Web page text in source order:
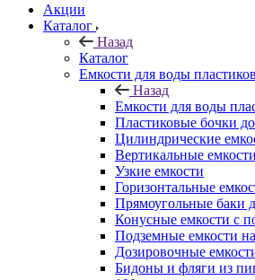
Акции
Каталог
Назад
Каталог
Емкости для воды
Назад
Емкости для воды
Пластиковые бочки
Цилиндрические
Вертикальные емкости
Узкие емкости
Горизонтальные
Прямоугольные баки
Конусные емкости с
Подземные емкости
Дозировочные
Бидоны и фляги из